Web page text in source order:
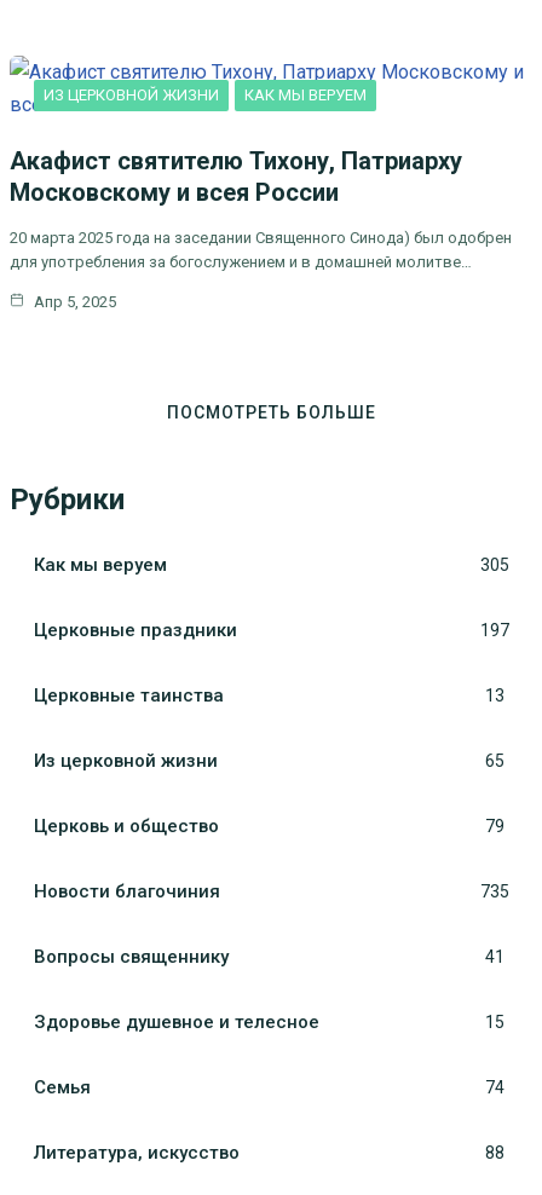
ИЗ ЦЕРКОВНОЙ ЖИЗНИ КАК МЫ ВЕРУЕМ
Акафист святителю Тихону, Патриарху
Московскому и всея России
20 марта 2025 года на заседании Священного Синода) был одобрен
для употребления за богослужением и в домашней молитве…
Апр 5, 2025
ПОСМОТРЕТЬ БОЛЬШЕ
Рубрики
Как мы веруем 305
Церковные праздники 197
Церковные таинства 13
Из церковной жизни 65
Церковь и общество 79
Новости благочиния 735
Вопросы священнику 41
Здоровье душевное и телесное 15
Семья 74
Литература, искуcство 88